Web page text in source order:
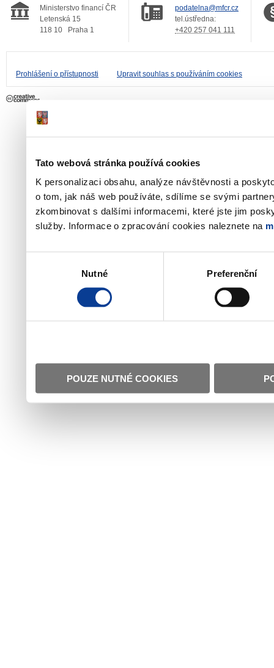
Tato webová stránka používá cookies
K personalizaci obsahu, analýze návštěvnosti a
o tom, jak náš web používáte, sdílíme se svými
zkombinovat s dalšími informacemi, které jste jim
služby. Informace o zpracování cookies naleznete na
Nutné Preferenční
POUZE NUTNÉ COOKIES
Ministerstvo financí ČR
Letenská 15
118 10
Praha 1
podatelna@mfcr.cz
tel.ústředna:
+420 257 041 111
Prohlášení o přístupnosti Upravit souhlas s používáním cookies